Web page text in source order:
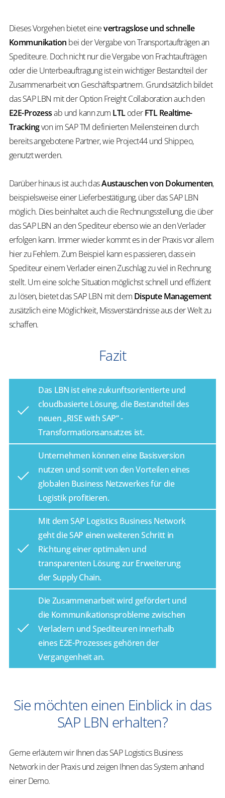
Dieses Vorgehen bietet einevertragslose und schnelle
Kommunikation bei der Vergabe von Transportaufträgen an
Spediteure. Doch nicht nur die Vergabe von Frachtaufträgen
oder die Unterbeauftragung ist ein wichtiger Bestandteil der
Zusammenarbeit von Geschäftspartnern. Grundsätzlich bildet
das SAP LBN mit der Option Freight Collaboration auch den
E2E-Prozessab und kann zum LTLoderFTL Realtime-
Trackingvon im SAP TM definierten Meilensteinen durch
bereits angebotene Partner, wie Project44 und Shippeo,
genutzt werden.
Darüber hinaus ist auch dasAustauschen von Dokumenten,
beispielsweise einer Lieferbestätigung, über das SAP LBN
möglich. Dies beinhaltet auch die Rechnungsstellung, die über
das SAP LBN an den Spediteur ebenso wie an den Verlader
erfolgen kann. Immer wieder kommt es in der Praxis vor allem
hier zu Fehlern. Zum Beispiel kann es passieren, dass ein
Spediteur einem Verlader einen Zuschlag zu viel in Rechnung
stellt. Um eine solche Situation möglichst schnell und effizient
zu lösen, bietet das SAP LBN mit dem Dispute Management
zusätzlich eine Möglichkeit, Missverständnisse aus der Welt zu
schaffen.
Fazit
Das LBN ist eine zukunftsorientierte und
cloudbasierte Lösung, die Bestandteil des
neuen „RISE with SAP“ -
Transformationsansatzes ist.
Unternehmen können eine Basisversion
nutzen und somit von den Vorteilen eines
globalen Business Netzwerkes für die
Logistik profitieren.
Mit dem SAP Logistics Business Network
geht die SAP einen weiteren Schritt in
Richtung einer optimalen und
transparenten Lösung zur Erweiterung
der Supply Chain.
Die Zusammenarbeit wird gefördert und
die Kommunikationsprobleme zwischen
Verladern und Spediteuren innerhalb
eines E2E-Prozesses gehören der
Vergangenheit an.
Sie möchten einen Einblick in das
SAP LBN erhalten?
Gerne erläutern wir Ihnen das SAP Logistics Business
Network in der Praxis und zeigen Ihnen das System anhand
einer Demo.